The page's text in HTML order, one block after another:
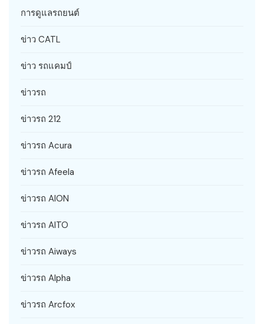
การดูแลรถยนต์
ข่าว CATL
ข่าว รถแคมป์
ข่าวรถ
ข่าวรถ 212
ข่าวรถ Acura
ข่าวรถ Afeela
ข่าวรถ AION
ข่าวรถ AITO
ข่าวรถ Aiways
ข่าวรถ Alpha
ข่าวรถ Arcfox